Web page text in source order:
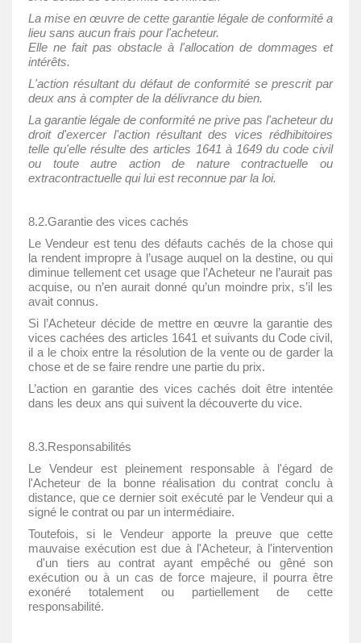
La mise en œuvre de cette garantie légale de conformité a
lieu sans aucun frais pour l'acheteur.
Elle ne fait pas obstacle à l'allocation de dommages et
intérêts.
L'action résultant du défaut de conformité se prescrit par
deux ans à compter de la délivrance du bien.
La garantie légale de conformité ne prive pas l'acheteur du
droit d'exercer l'action résultant des vices rédhibitoires
telle qu'elle résulte des articles 1641 à 1649 du code civil
ou toute autre action de nature contractuelle ou
extracontractuelle qui lui est reconnue par la loi.
8.2.Garantie des vices cachés
Le Vendeur est tenu des défauts cachés de la chose qui
la rendent impropre à l’usage auquel on la destine, ou qui
diminue tellement cet usage que l’Acheteur ne l’aurait pas
acquise, ou n’en aurait donné qu’un moindre prix, s’il les
avait connus.
Si l’Acheteur décide de mettre en œuvre la garantie des
vices cachées des articles 1641 et suivants du Code civil,
il a le choix entre la résolution de la vente ou de garder la
chose et de se faire rendre une partie du prix.
L’action en garantie des vices cachés doit être intentée
dans les deux ans qui suivent la découverte du vice.
8.3.Responsabilités
Le Vendeur est pleinement responsable à l'égard de
l'Acheteur de la bonne réalisation du contrat conclu à
distance, que ce dernier soit exécuté par le Vendeur qui a
signé le contrat ou par un intermédiaire.
Toutefois, si le Vendeur apporte la preuve que cette
mauvaise exécution est due à l'Acheteur, à l'intervention
d'un tiers au contrat ayant empêché ou gêné son
exécution ou à un cas de force majeure, il pourra être
exonéré totalement ou partiellement de cette
responsabilité.